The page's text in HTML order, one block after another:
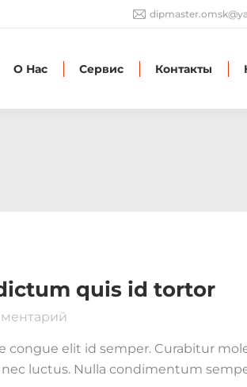
О Нас Сервис Контакты
quis id tortor
elit id semper. Curabitur
luctus. Nulla condimentum